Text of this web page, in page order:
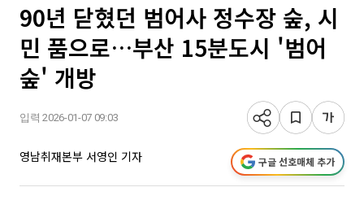
90년 닫혔던 범어사 정수장 숲, 시
민 품으로…부산 15분도시 '범어
숲' 개방
입력 2026-01-07 09:03
영남취재본부 서영인 기자 구글 선호매체 추가